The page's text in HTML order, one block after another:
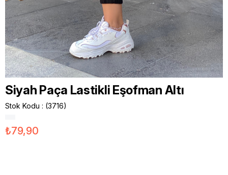
Siyah Paça Lastikli Eşofman Altı
Stok Kodu (3716)
₺79,90